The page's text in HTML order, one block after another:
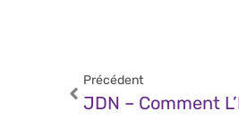
Précédent